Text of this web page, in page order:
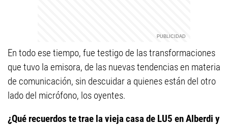
En todo ese tiempo, fue testigo de las transformaciones
que tuvo la emisora, de las nuevas tendencias en materia
de comunicación, sin descuidar a quienes están del otro
lado del micrófono, los oyentes.
¿Qué recuerdos te trae la vieja casa de LU5 en Alberdi y